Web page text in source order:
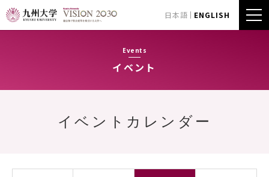
日本語 ENGLISH
Events
イベント
イベントカレンダー